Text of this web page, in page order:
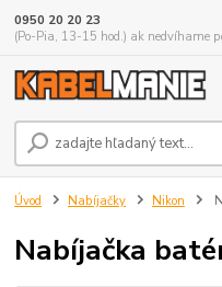
0950 20 20 23
(Po-Pia, 13-15 hod.) ak nedvíhame
Úvod Nabíjačky Nikon
Nabíjačka